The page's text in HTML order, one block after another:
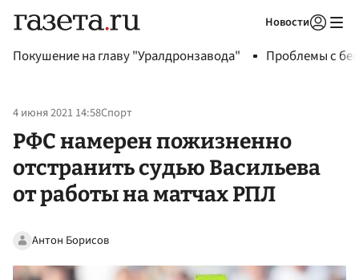
Новости
Покушение на главу "Уралдронзавода" Проблемы с
4 июня 2021 14:58Спорт
РФС намерен пожизненно
отстранить судью Васильева
от работы на матчах РПЛ
Антон Борисов